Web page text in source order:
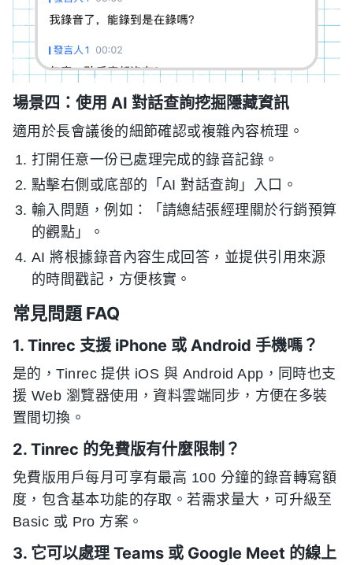
場景四：使用 AI 對話查詢挖掘隱藏資訊
適用於長會議後的細節確認或複雜內容梳理。
打開任意一份已處理完成的錄音記錄。
點擊右側或底部的「AI 對話查詢」入口。
輸入問題，例如：「請總結張經理關於行銷預算
的觀點」。
AI 將根據錄音內容生成回答，並提供引用來源
的時間戳記，方便核實。
常見問題 FAQ
1. Tinrec 支援 iPhone 或 Android 手機嗎？
是的，Tinrec 提供 iOS 與 Android App，同時也支
援 Web 瀏覽器使用，資料雲端同步，方便在多裝
置間切換。
2. Tinrec 的免費版有什麼限制？
免費版用戶每月可享有最高 100 分鐘的錄音轉寫額
度，包含基本功能的存取。若需求量大，可升級至
Basic 或 Pro 方案。
3. 它可以處理 Teams 或 Google Meet 的線上